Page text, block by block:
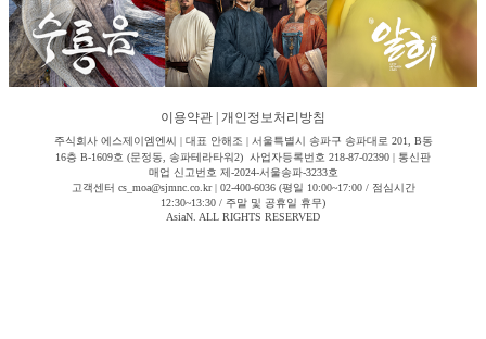
이용약관 개인정보처리방침
주식회사 에스제이엠엔씨 | 대표 안해조 | 서울특별시 송파구 송파대로 201, B동
16층 B-1609호 (문정동, 송파테라타워2) 사업자등록번호 218-87-02390 | 통신판
매업 신고번호 제-2024-서울송파-3233호
고객센터 cs_moa@sjmnc.co.kr | 02-400-6036 (평일 10:00~17:00 / 점심시간
12:30~13:30 / 주말 및 공휴일 휴무)
AsiaN. ALL RIGHTS RESERVED